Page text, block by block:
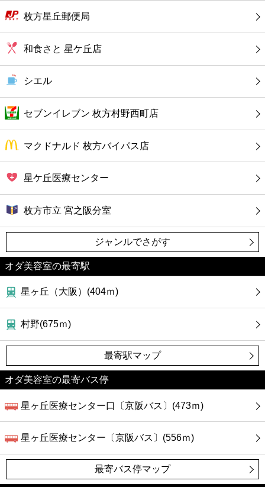
ホテル
枚方星丘郵便局
和食さと 星ケ丘店
シエル
セブンイレブン 枚方村野西町店
マクドナルド 枚方バイパス店
星ケ丘医療センター
枚方市立 宮之阪分室
ジャンルでさがす
オダ美容室の最寄駅
星ヶ丘（大阪）(404ｍ)
村野(675ｍ)
最寄駅マップ
オダ美容室の最寄バス停
星ヶ丘医療センター口〔京阪バス〕(473ｍ)
星ヶ丘医療センター〔京阪バス〕(556ｍ)
最寄バス停マップ